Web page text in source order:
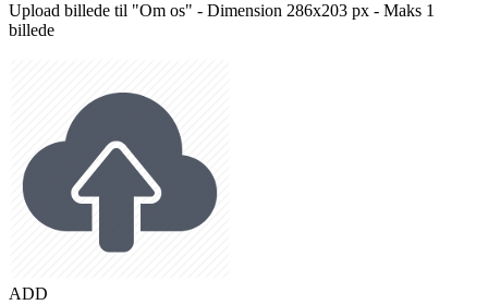
Upload billede til "Om os" - Dimension 286x203 px - Maks 1
billede
ADD